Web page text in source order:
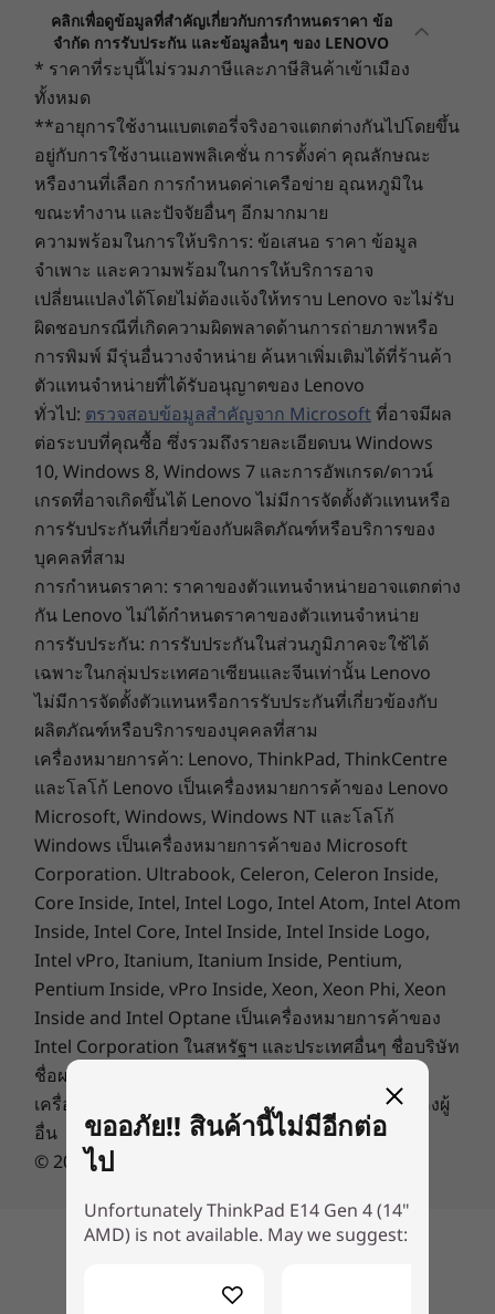
น้ำหนักเพียง 1.59 กก./3.50 ปอนด์ และหนาน้อยกว่า
25.4 มม./1.0 นิ้ว โครงสร้างที่บางเฉียบและฝาปิด
ด้านบนที่เป็นอะลูมิเนียมเสริม จึงทำให้แล็ปท็อปนี้
สวยสะดุดตาและพร้อมสำหรับการใช้งานที่บ้านใน
ทุกรูปแบบ นอกจากนี้ยังมีพอร์ตต่างๆ มากมาย รวม
ถึง USB-C สำหรับถ่ายโอนข้อมูล พลังงาน วิดีโอ และ
เสียง มีให้เลือกทั้งสี Black ซิกเนเจอร์หรือ Mineral
Metallic
มีไว้ให้เชยชมเฉพาะคุณเท่านั้น
เข้าสู่ระบบด้วยลายนิ้วมือหรือรอยยิ้มของคุณอย่าง
รวดเร็วและปลอดภัย เพียงแตะตัวอ่านลายนิ้วมือใน
ตัวบนปุ่มเปิด/ปิดหรือดูกล้องไฮบริด FHD + IR ซึ่งเป็น
อุปกรณ์เสริมและเทคโนโลยีการรู้จําใบหน้าจะ
จัดการส่วนที่เหลือเอง แล็ปท็อปสำหรับธุรกิจ
ThinkPad E14 Gen 4 ยังมีชัตเตอร์ปิดเว็บแคมเพื่อ
ความเป็นส่วนตัว ซึ่งช่วยปิดไม่ให้คนภายนอกเห็นได้
กล้อง FHD พร้อมชัตเตอร์ปิดเว็บแคมเพื่อความเป็นส่วนตัว
กล้องไฮบริด FHD + IR พร้อมชัตเตอร์ปิดเว็บแคมเพื่อความ
เป็นส่วนตัว
ไมโครโฟน
Dual Array, ระยะใกล้
การเชื่อมต่อ
สูงสุด WiFi 6E*
สูงสุด Bluetooth®5.2
*WiFi 6E ต้องใช้ Windows 11 Pro การปฏิบัติการขึ้นอยู่กับการรับรองของระบบปฏิบัติการ เรา
เตอร์/AP/เกตเวย์ที่รองรับ WiFi 6E ควบคู่ไปกับการรับรองข้อบังคับระดับภูมิภาคและการจัดสรร
คลื่นความถี่
รองรับแท่นเชื่อมต่อ
Lenovo ThinkPad USB-C Dock Gen 2
แท่นเชื่อมต่อ USB-C แบบไฮบริด
การรักษาความปลอดภัย
ระบบเปิดเครื่องอัจฉริยะ (ตัวอ่านลายนิ้วมือรวมอยู่ในปุ่มเปิด/
ปิด)
ชัตเตอร์ปิดเว็บแคมเพื่อความเป็นส่วนตัว
Kensington Security Slot™
Discrete TPM (dTPM) 2.0
เสียง
ลำโพง 2W Harman®speakers
Dolby Audio™
น้ำหนัก
เริ่มต้นที่ 1.59 กก. / 3.50 ปอนด์
ขนาด (สูง x กว้าง x หนา)
เริ่มต้นที่ 17.9 มม. x 324.0 มม. x 220.7 มม. / 0.7 นิ้ว x 12.75
นิ้ว x 8.68 นิ้ว
วัสดุ / พื้นผิว
อะลูมิเนียมชุบเงา ฝาครอบส่วนบนและส่วนล่าง
พลาสติกโพลีคาร์บอเนต ฝาครอบส่วนล่าง
คีย์บอร์ด
ปุ่มลัด VoIP*
แบ็คไลท์แบบเต็มขนาด
พอร์ต/ช่องเสียบ
USB 3.2 Gen 1 (เปิดตลอดเวลา)
PCIe Gen4 SSD
ร้านค้า
Explore All Laptops
คลิกเพื่อดูข้อมูลที่สำคัญเกี่ยวกับการกำหนดราคา ข้อ
จำกัด การรับประกัน และข้อมูลอื่นๆ ของ LENOVO
* ราคาที่ระบุนี้ไม่รวมภาษีและภาษีสินค้าเข้าเมือง
ทั้งหมด
**อายุการใช้งานแบตเตอรี่จริงอาจแตกต่างกันไปโดยขึ้น
อยู่กับการใช้งานแอพพลิเคชั่น การตั้งค่า คุณลักษณะ
หรืองานที่เลือก การกำหนดค่าเครือข่าย อุณหภูมิใน
ขณะทำงาน และปัจจัยอื่นๆ อีกมากมาย
ความพร้อมในการให้บริการ: ข้อเสนอ ราคา ข้อมูล
จำเพาะ และความพร้อมในการให้บริการอาจ
เปลี่ยนแปลงได้โดยไม่ต้องแจ้งให้ทราบ Lenovo จะไม่รับ
ผิดชอบกรณีที่เกิดความผิดพลาดด้านการถ่ายภาพหรือ
การพิมพ์ มีรุ่นอื่นวางจำหน่าย ค้นหาเพิ่มเติมได้ที่ร้านค้า
ตัวแทนจำหน่ายที่ได้รับอนุญาตของ Lenovo
ทั่วไป: ตรวจสอบข้อมูลสำคัญจาก Microsoftที่อาจมีผล
ต่อระบบที่คุณซื้อ ซึ่งรวมถึงรายละเอียดบน Windows
10, Windows 8, Windows 7 และการอัพเกรด/ดาวน์
เกรดที่อาจเกิดขึ้นได้ Lenovo ไม่มีการจัดตั้งตัวแทนหรือ
การรับประกันที่เกี่ยวข้องกับผลิตภัณฑ์หรือบริการของ
บุคคลที่สาม
การกำหนดราคา: ราคาของตัวแทนจำหน่ายอาจแตกต่าง
กัน Lenovo ไม่ได้กำหนดราคาของตัวแทนจำหน่าย
การรับประกัน: การรับประกันในส่วนภูมิภาคจะใช้ได้
เฉพาะในกลุ่มประเทศอาเซียนและจีนเท่านั้น Lenovo
ไม่มีการจัดตั้งตัวแทนหรือการรับประกันที่เกี่ยวข้องกับ
ผลิตภัณฑ์หรือบริการของบุคคลที่สาม
เครื่องหมายการค้า: Lenovo, ThinkPad, ThinkCentre
และโลโก้ Lenovo เป็นเครื่องหมายการค้าของ Lenovo
Microsoft, Windows, Windows NT และโลโก้
Windows เป็นเครื่องหมายการค้าของ Microsoft
Corporation. Ultrabook, Celeron, Celeron Inside,
Core Inside, Intel, Intel Logo, Intel Atom, Intel Atom
Inside, Intel Core, Intel Inside, Intel Inside Logo,
Intel vPro, Itanium, Itanium Inside, Pentium,
Pentium Inside, vPro Inside, Xeon, Xeon Phi, Xeon
Inside and Intel Optane เป็นเครื่องหมายการค้าของ
Intel Corporation ในสหรัฐฯ และประเทศอื่นๆ ชื่อบริษัท
ชื่อผลิตภัณฑ์ หรือชื่อบริการอื่นใดอาจเป็น
เครื่องหมายการค้าหรือเครื่องหมายการให้บริการของผู้
อื่น
© 2016 Lenovo สงวนลิขสิทธิ์
ขออภัย!! สินค้านี้ไม่มีอีกต่อ
ไป
Unfortunately ThinkPad E14 Gen 4 (14"
AMD) is not available. May we suggest: